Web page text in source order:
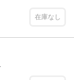
在庫なし